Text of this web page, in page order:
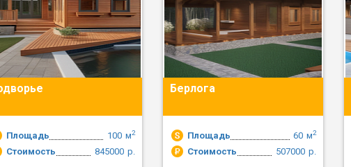
Площадь м2
100
Стоимость
р.
845000
Берлога
Площадь м2
60
Стоимость
р.
507000